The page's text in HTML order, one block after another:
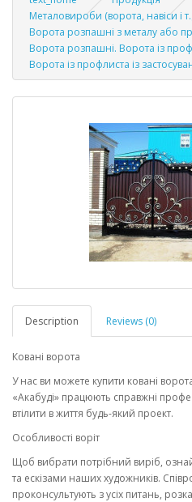
Металовироби (ворота, навіси і
Ворота розпашні з металу або
Ворота розпашні. Ворота із
Ворота із профлиста із
Description Reviews (0)
Ковані ворота
У нас ви можете купити ковані
«Акабуді» працюють справжні
втілити в життя будь-який проект.
Особливості воріт
Щоб вибрати потрібний виріб,
та ескізами наших художників.
проконсультують з усіх питань,